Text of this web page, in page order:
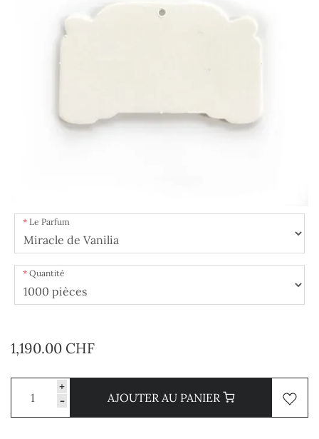
Le Parfum
Quantité
1,190.00 CHF
+
-
AJOUTER AU PANIER